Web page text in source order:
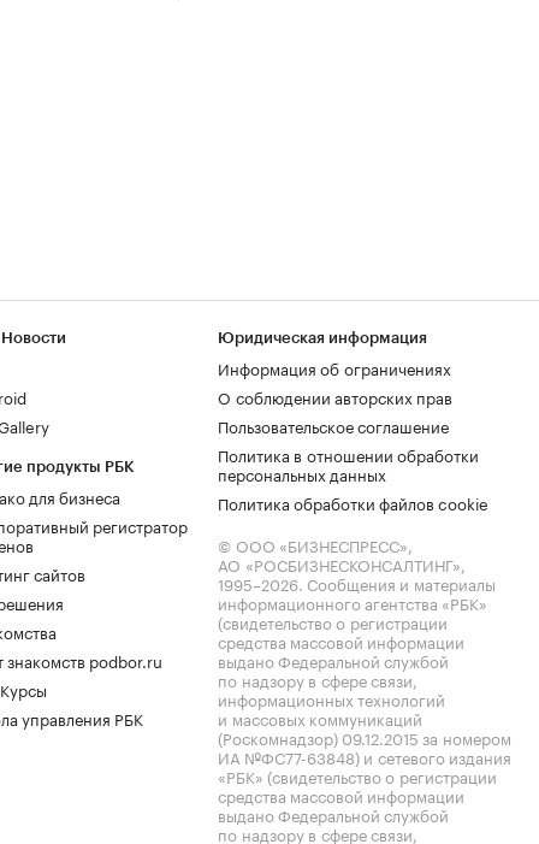
продукты РБК
для бизнеса
регистратор
сайтов
знакомств podbor.ru
управления РБК
Юридическая информация
Информация об ограничениях
О соблюдении авторских прав
Пользовательское соглашение
Политика в отношении обработки
персональных данных
Политика обработки файлов cookie
© ООО «БИЗНЕСПРЕСС»,
АО «РОСБИЗНЕСКОНСАЛТИНГ»,
1995–2026. Сообщения и материалы
информационного агентства «РБК»
(свидетельство о регистрации
средства массовой информации
выдано Федеральной службой
по надзору в сфере связи,
информационных технологий
и массовых коммуникаций
(Роскомнадзор) 09.12.2015 за номером
ИА №ФС77-63848) и сетевого издания
«РБК» (свидетельство о регистрации
средства массовой информации
выдано Федеральной службой
по надзору в сфере связи,